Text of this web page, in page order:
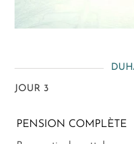
JOUR 3
PENSION COMPLÈTE